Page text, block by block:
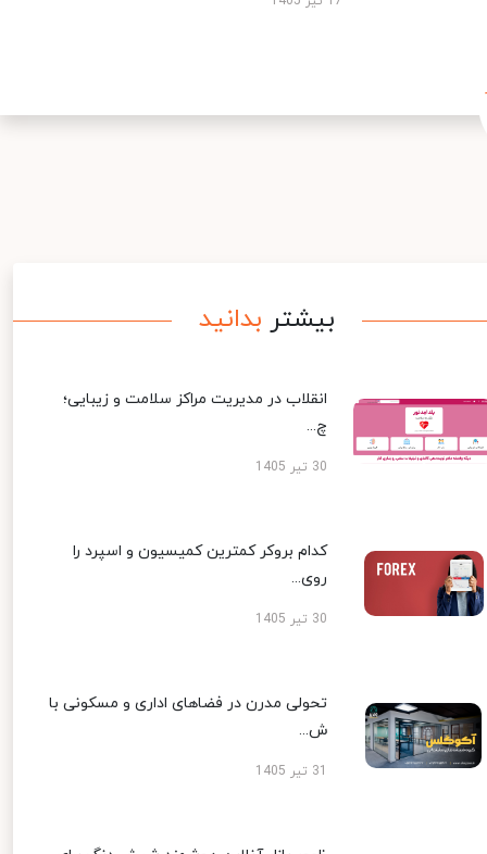
بیشتر بدانید
انقلاب در مدیریت مراکز سلامت و زیبایی؛
چ...
30 تیر 1405
کدام بروکر کمترین کمیسیون و اسپرد را
روی...
30 تیر 1405
تحولی مدرن در فضاهای اداری و مسکونی با
ش...